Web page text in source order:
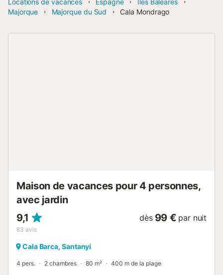
Locations de vacances Espagne
Îles Baléares
Majorque
Majorque du Sud Cala Mondrago
Maison de vacances pour 4 personnes,
avec jardin
9,1
83 avis
dès 99 € par nuit
Cala Barca, Santanyí
4 pers. 2 chambres 80 m² 400 m de la plage